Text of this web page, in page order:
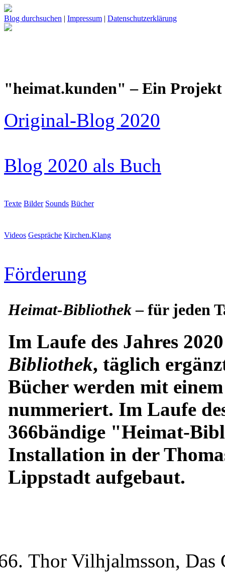
Blog durchsuchen | Impressum | Datenschutzerklärung
"heimat.kunden" – Ein
Original-Blog 2020
Blog 2020 als Buch
Texte Bilder Sounds Bücher
Videos Gespräche Kirchen.Klang
Förderung
Heimat-Bibliothek– für jeden
Im Laufe des Jahres
Bibliothek, täglich
Bücher werden mit
nummeriert. Im Laufe
366bändige "Heimat-
Installation in der
Lippstadt aufgebaut.
Thor Vilhjalmsson, Das